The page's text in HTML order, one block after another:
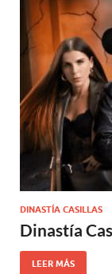
DINASTÍA CASILLAS
Dinastía
LEER MÁS